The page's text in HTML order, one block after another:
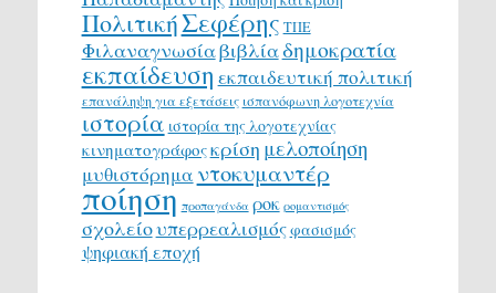
ΠολιτικήΣεφέρης ΤΠΕ
Φιλαναγνωσίαβιβλίαδημοκρατία
εκπαίδευση εκπαιδευτική πολιτική
επανάληψη για εξετάσεις ισπανόφωνη λογοτεχνία
ιστορία ιστορία της λογοτεχνίας
κινηματογράφοςκρίση μελοποίηση
μυθιστόρημα ντοκυμαντέρ
ποίηση προπαγάνδα ροκ ρομαντισμός
σχολείουπερρεαλισμόςφασισμός
ψηφιακή εποχή